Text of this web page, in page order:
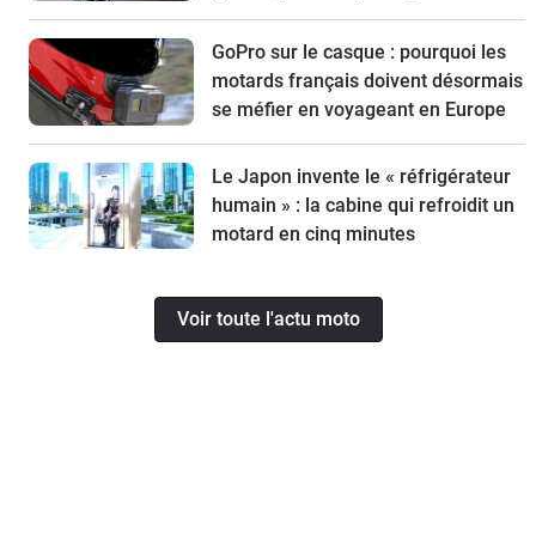
GoPro sur le casque : pourquoi les
motards français doivent désormais
se méfier en voyageant en Europe
Le Japon invente le « réfrigérateur
humain » : la cabine qui refroidit un
motard en cinq minutes
Voir toute l'actu moto